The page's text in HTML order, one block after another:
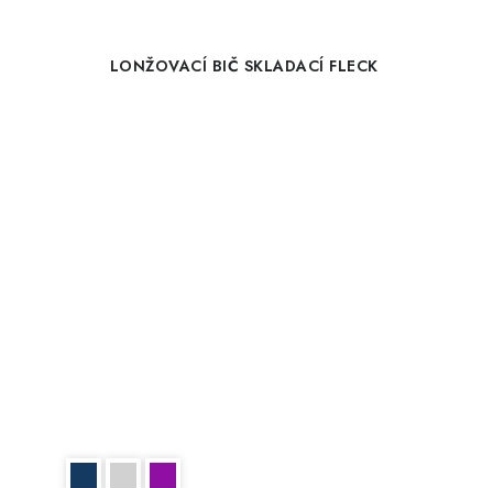
LONŽOVACÍ BIČ SKLADACÍ FLECK